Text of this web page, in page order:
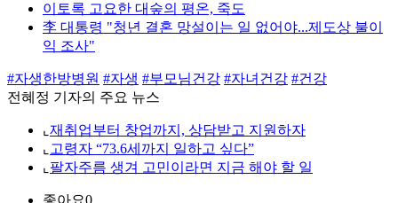
이토록 고요한 대숲의 평온, 죽도
李 대통령 "청년 결혼 망설이는 일 없어야...제도상 불이
익 조사"
#자생한방병원 #자생 #부모님건강 #자녀건강 #건강
전혜정 기자의 주요 뉴스
⌞ 재취업부터 창업까지, 상담받고 지원하자
⌞ 고령자 “73.6세까지 일하고 싶다”
⌞ 팔자주름 생겨 고민이라면 지금 해야 할 일